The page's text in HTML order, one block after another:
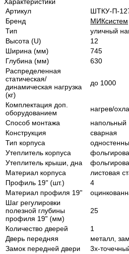
Артикул
ШТКУ-П-
Бренд
МИКсистем
Тип
уличный
Высота (U)
12
Ширина (мм)
745
Глубина (мм)
630
Распределенная
статическая/
динамическая нагрузка
(кг)
до 1000
Комплектация доп.
оборудованием
нагрев/
Способ монтажа
напольный
Конструкция
сварная
Тип корпуса
Утеплитель корпуса
Утеплитель крыши, дна
Материал корпуса
листовая
Профиль 19" (шт.)
4
Материал профиля 19"
Шаг регулировки
полезной глубины
профиля 19" (мм)
25
Количество дверей
1
Дверь передняя
металл,
Замок передней двери
3х-